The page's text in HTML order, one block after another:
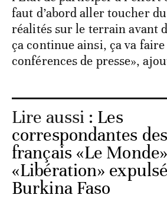
faut d’abord aller toucher
réalités sur le terrain avant
ça continue ainsi, ça va
conférences de presse»,
Lire aussi : Les
correspondantes
français «Le
«Libération»
Burkina Faso